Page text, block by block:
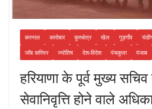
करनाल कारोबार कुरुक्षेत्र खेल गुड़गाँव
जॉब करियर
ज्योतिष देश-विदेश पंचकुला पंजाब
हरियाणा के पूर्व मुख्य
सेवानिवृत्ति होने वाले